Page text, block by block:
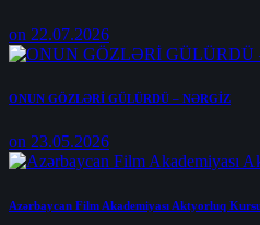
on 22.07.2026
ONUN GÖZLƏRİ GÜLÜRDÜ – NƏRGİZ
on 23.05.2026
Azərbaycan Film Akademiyası Aktyorluq